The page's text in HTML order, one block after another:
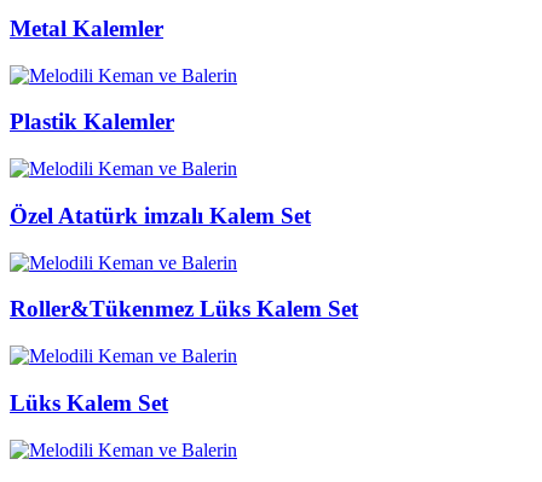
Metal Kalemler
Plastik Kalemler
Özel Atatürk imzalı Kalem Set
Roller&Tükenmez Lüks Kalem Set
Lüks Kalem Set